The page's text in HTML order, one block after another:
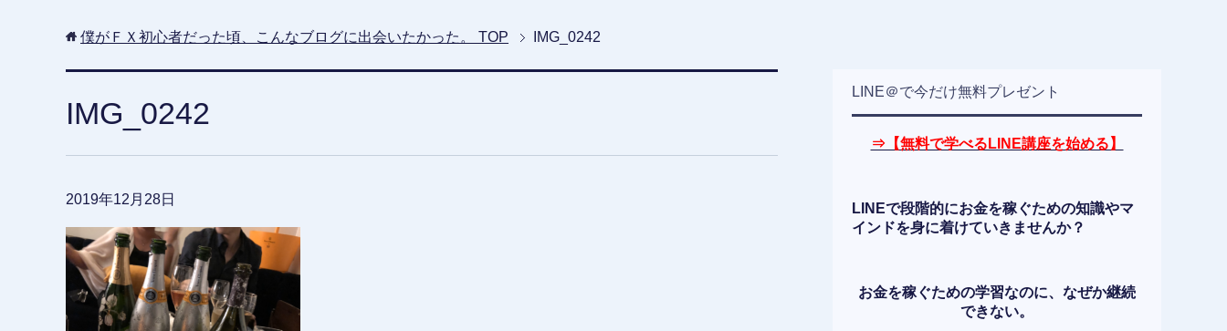
僕がＦＸ初心者だった頃、こんなブログに出会いたかった。 TOP IMG_0242
IMG_0242
2019年12月28日
LINE＠で今だけ無料プレゼント
⇒【無料で学べるLINE講座を始める】
LINEで段階的にお金を稼ぐための知識やマ
インドを身に着けていきませんか？
お金を稼ぐための学習なのに、なぜか継続
できない。